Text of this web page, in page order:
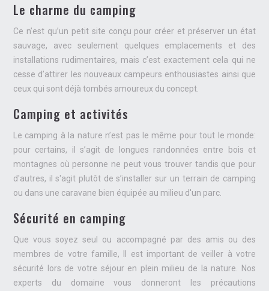
Le charme du camping
Ce n’est qu’un petit site conçu pour créer et préserver un état
sauvage, avec seulement quelques emplacements et des
installations rudimentaires, mais c’est exactement cela qui ne
cesse d’attirer les nouveaux campeurs enthousiastes ainsi que
ceux qui sont déjà tombés amoureux du concept.
Camping et activités
Le camping à la nature n’est pas le même pour tout le monde:
pour certains, il s’agit de longues randonnées entre bois et
montagnes où personne ne peut vous trouver tandis que pour
d'autres, il s'agit plutôt de s’installer sur un terrain de camping
ou dans une caravane bien équipée au milieu d'un parc.
Sécurité en camping
Que vous soyez seul ou accompagné par des amis ou des
membres de votre famille, Il est important de veiller à votre
sécurité lors de votre séjour en plein milieu de la nature. Nos
experts du domaine vous donneront les précautions